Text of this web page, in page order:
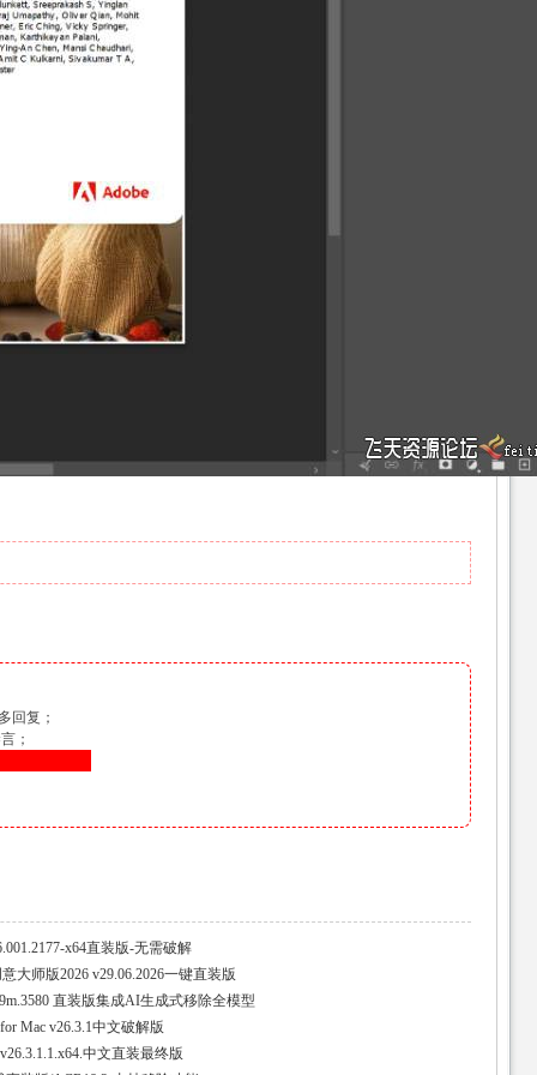
回复；
；
x64直装版-无需破解
大师版2026 v29.06.2026一键直装版
直装版集成AI生成式移除全模型
Mac v26.3.1中文破解版
中文直装最终版